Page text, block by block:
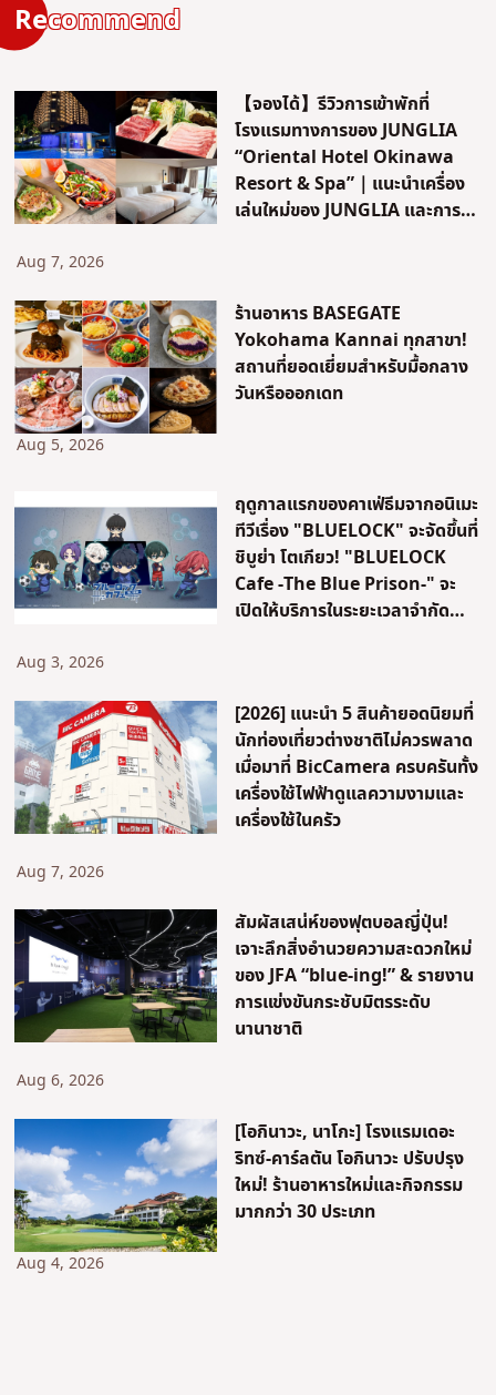
Recommend
【จองได้】รีวิวการเข้าพักที่
โรงแรมทางการของ JUNGLIA
“Oriental Hotel Okinawa
Resort & Spa”｜แนะนำเครื่อง
เล่นใหม่ของ JUNGLIA และการ
Aug 7, 2026
ร้านอาหาร BASEGATE
Yokohama Kannai ทุกสาขา!
สถานที่ยอดเยี่ยมสำหรับมื้อกลาง
วันหรือออกเดท
Aug 5, 2026
ฤดูกาลแรกของคาเฟ่ธีมจากอนิเมะ
ทีวีเรื่อง "BLUELOCK" จะจัดขึ้นที่
ชิบูย่า โตเกียว! "BLUELOCK
Cafe -The Blue Prison-" จะ
เปิดให้บริการในระยะเวลาจำกัด
Aug 3, 2026
[2026] แนะนำ 5 สินค้ายอดนิยมที่
นักท่องเที่ยวต่างชาติไม่ควรพลาด
เมื่อมาที่ BicCamera ครบครันทั้ง
เครื่องใช้ไฟฟ้าดูแลความงามและ
เครื่องใช้ในครัว
Aug 7, 2026
สัมผัสเสน่ห์ของฟุตบอลญี่ปุ่น!
เจาะลึกสิ่งอำนวยความสะดวกใหม่
ของ JFA “blue-ing!” & รายงาน
การแข่งขันกระชับมิตรระดับ
นานาชาติ
Aug 6, 2026
[โอกินาวะ, นาโกะ] โรงแรมเดอะ
ริทซ์-คาร์ลตัน โอกินาวะ ปรับปรุง
ใหม่! ร้านอาหารใหม่และกิจกรรม
มากกว่า 30 ประเภท
Aug 4, 2026